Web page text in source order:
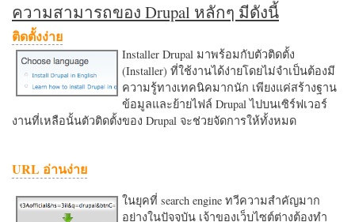
ความสามารถของ Drupal หลักๆ มีดังนี้
ติดตั้งง่าย
Installer Drupal มาพร้อมกับตัวติดตั้ง
(Installer) ที่ใช้งานได้ง่ายโดยไม่จำเป็นต้องมี
ความรู้ทางเทคนิคมากนัก เพียงแค่สร้างฐาน
ข้อมูลและย้ายไฟล์ Drupal ไปบนเซิร์ฟเวอร์
งานที่เหลือนั้นตัวติดตั้งของ Drupal จะช่วยจัดการให้ทั้งหมด
URL อ่านง่าย
ในยุคที่ search engine ทวีความสำคัญมาก
อย่างในปัจจุบัน เจ้าของเว็บไซต์ต่างต้องทำ